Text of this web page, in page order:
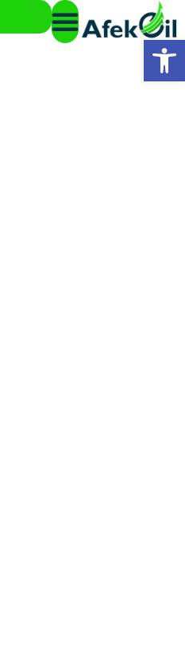
פתח סרגל נגישות